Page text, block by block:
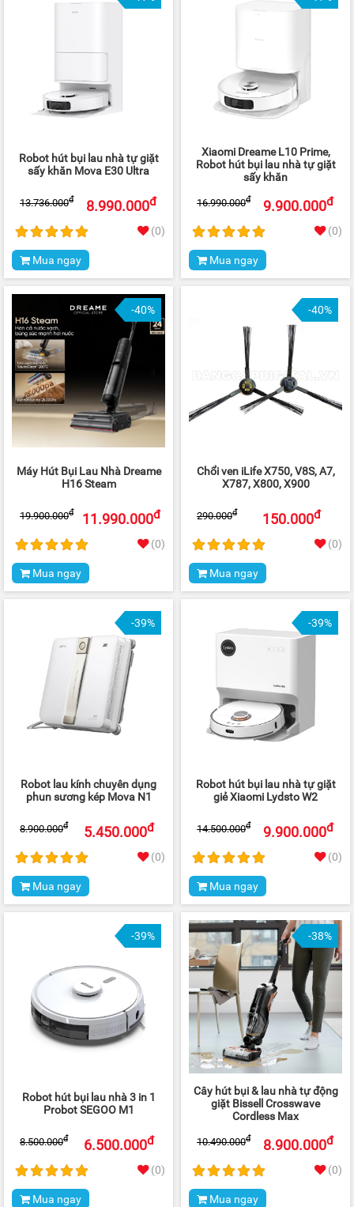
Robot hút bụi lau nhà tự giặt
sấy khăn Mova E30 Ultra
8.990.000đ
13.736.000đ
(0)
Mua ngay
Xiaomi Dreame L10 Prime,
Robot hút bụi lau nhà tự giặt
sấy khăn
9.900.000đ
16.990.000đ
(0)
Mua ngay
-40%
Máy Hút Bụi Lau Nhà Dreame
H16 Steam
11.990.000đ
19.900.000đ
(0)
Mua ngay
-40%
Chổi ven iLife X750, V8S, A7,
X787, X800, X900
150.000đ
290.000đ
(0)
Mua ngay
-39%
Robot lau kính chuyên dụng
phun sương kép Mova N1
5.450.000đ
8.900.000đ
(0)
Mua ngay
-39%
Robot hút bụi lau nhà tự giặt
giẻ Xiaomi Lydsto W2
9.900.000đ
14.500.000đ
(0)
Mua ngay
-39%
Robot hút bụi lau nhà 3 in 1
Probot SEGOO M1
6.500.000đ
8.500.000đ
(0)
Mua ngay
-38%
Cây hút bụi & lau nhà tự động
giặt Bissell Crosswave
Cordless Max
8.900.000đ
10.490.000đ
(0)
Mua ngay